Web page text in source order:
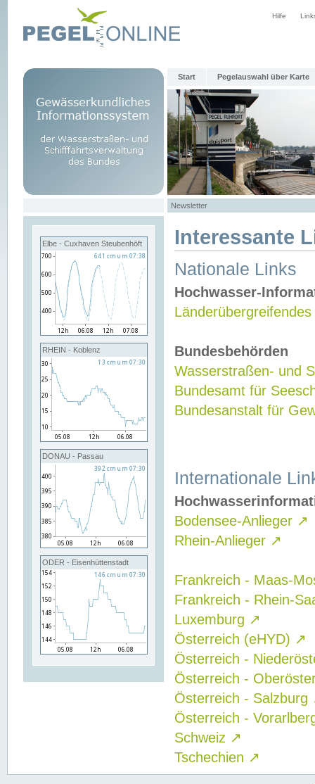
Hilfe
Start Pegelauswahl über Karte
Newsletter
Elbe - Cuxhaven Steubenhöft
RHEIN - Koblenz
DONAU - Passau
ODER - Eisenhüttenstadt
Interessante
Nationale Links
Hochwasser-
Bundesbehörden
Wasserstraßen- und
Bundesamt für
Bundesanstalt für
Internationale
Bodensee-Anlieger ↗
Rhein-Anlieger ↗
Frankreich - Maas-
Frankreich - Rhein-
Luxemburg ↗
Österreich (eHYD) ↗
Österreich -
Österreich -
Österreich - Salzburg
Österreich -
Schweiz ↗
Tschechien ↗